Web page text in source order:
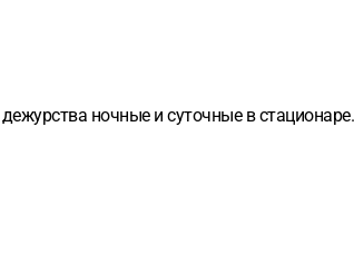
ночные и суточные в